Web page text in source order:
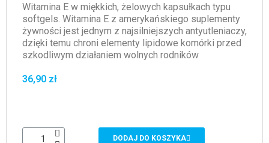
Witamina E w miękkich, żelowych kapsułkach typu
softgels. Witamina E z amerykańskiego suplementy
żywności jest jednym z najsilniejszych antyutleniaczy,
dzięki temu chroni elementy lipidowe komórki przed
szkodliwym działaniem wolnych rodników
36,90 zł
DODAJ DO KOSZYKA